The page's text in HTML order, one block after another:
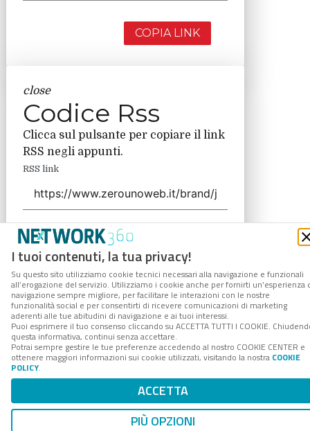
I tuoi contenuti, la tua privacy!
Su questo sito utilizziamo cookie tecnici necessari alla navigazione e funzionali
all’erogazione del servizio. Utilizziamo i cookie anche per fornirti un’esperienza
navigazione sempre migliore, per facilitare le interazioni con le nostre
funzionalità social e per consentirti di ricevere comunicazioni di marketing
aderenti alle tue abitudini di navigazione e ai tuoi interessi.
Puoi esprimere il tuo consenso cliccando su ACCETTA TUTTI I COOKIE.
questa informativa, continui senza accettare.
Potrai sempre gestire le tue preferenze accedendo al nostro COOKIE CENTER e
ottenere maggiori informazioni sui cookie utilizzati, visitando la nostra COOKIE
POLICY.
ACCETTA
PIÙ OPZIONI
COPIA LINK
close
Codice Rss
Clicca sul pulsante per copiare il link
RSS negli appunti.
RSS link